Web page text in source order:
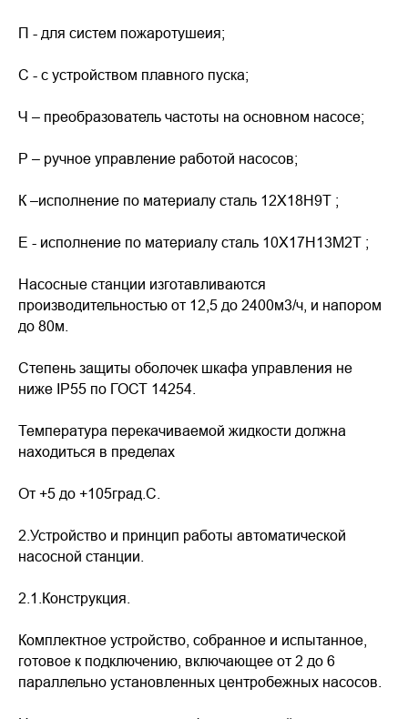
П - для систем пожаротушеия;
С - с устройством плавного пуска;
Ч – преобразователь частоты на основном насосе;
Р – ручное управление работой насосов;
К –исполнение по материалу сталь 12Х18Н9Т ;
Е - исполнение по материалу сталь 10Х17Н13М2Т ;
Насосные станции изготавливаются
производительностью от 12,5 до 2400м3/ч, и напором
до 80м.
Степень защиты оболочек шкафа управления не
ниже IP55 по ГОСТ 14254.
Температура перекачиваемой жидкости должна
находиться в пределах
От +5 до +105град.С.
2.Устройство и принцип работы автоматической
насосной станции.
2.1.Конструкция.
Комплектное устройство, собранное и испытанное,
готовое к подключению, включающее от 2 до 6
параллельно установленных центробежных насосов.